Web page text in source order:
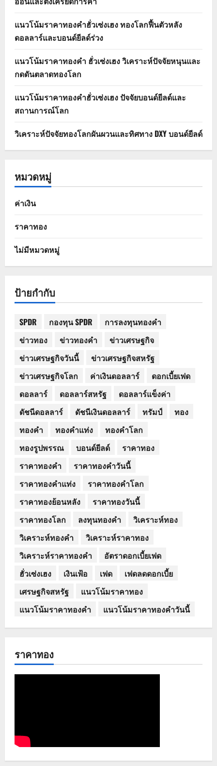
แนวโน้มราคาทองคำฮั่วเซ่งเฮง ทองโลกฟื้นตัวหลัง
ดอลลาร์และบอนด์ยีลด์ร่วง
แนวโน้มราคาทองคำ ฮั่วเซ่งเฮง วิเคราะห์ปัจจัยหนุนและ
กดดันตลาดทองโลก
แนวโน้มราคาทองคำฮั่วเซ่งเฮง ปัจจัยบอนด์ยีลด์และ
สถานการณ์โลก
วิเคราะห์ปัจจัยทองโลกผันผวนและทิศทาง DXY บอนด์ยีลด์
หมวดหมู่
ค่าเงิน
ราคาทอง
ไม่มีหมวดหมู่
ป้ายกำกับ
SPDR กองทุน SPDR
การลงทุนทองคำ
ข่าวทอง
ข่าวทองคำ
ข่าวเศรษฐกิจ
ข่าวเศรษฐกิจวันนี้
ข่าวเศรษฐกิจสหรัฐ
ข่าวเศรษฐกิจโลก
ค่าเงินดอลลาร์
ดอกเบี้ยเฟด
ดอลลาร์
ดอลลาร์สหรัฐ
ดอลลาร์แข็งค่า
ดัชนีดอลลาร์
ดัชนีเงินดอลลาร์ ทรัมป์
ทอง
ทองคำ
ทองคำแท่ง
ทองคำโลก
ทองรูปพรรณ
บอนด์ยีลด์
ราคาทอง
ราคาทองคำ
ราคาทองคำวันนี้
ราคาทองคำแท่ง
ราคาทองคำโลก
ราคาทองย้อนหลัง
ราคาทองวันนี้
ราคาทองโลก
ลงทุนทองคำ
วิเคราะห์ทอง
วิเคราะห์ทองคำ
วิเคราะห์ราคาทอง
วิเคราะห์ราคาทองคำ
อัตราดอกเบี้ยเฟด
ฮั่วเซ่งเฮง
เงินเฟ้อ เฟด
เฟดลดดอกเบี้ย
เศรษฐกิจสหรัฐ
แนวโน้มราคาทอง
แนวโน้มราคาทองคำ
แนวโน้มราคาทองคำวันนี้
ราคาทอง